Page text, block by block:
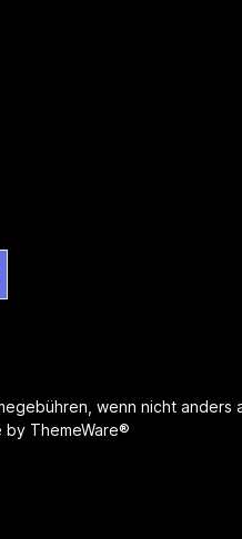
wenn nicht anders
by ThemeWare®